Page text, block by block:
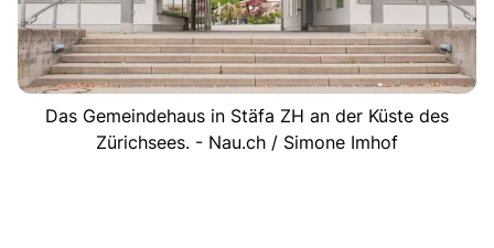
Das Gemeindehaus in Stäfa ZH an der Küste des
Zürichsees. - Nau.ch / Simone Imhof